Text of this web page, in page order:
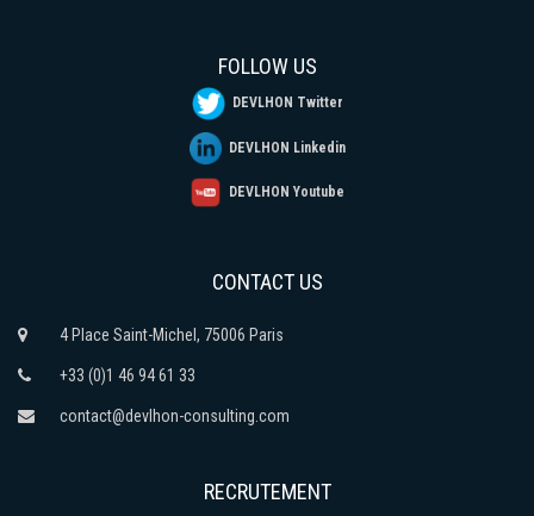
FOLLOW US
DEVLHON Twitter
DEVLHON Linkedin
DEVLHON Youtube
CONTACT US
4 Place Saint-Michel, 75006 Paris
+33 (0)1 46 94 61 33
contact@devlhon-consulting.com
RECRUTEMENT